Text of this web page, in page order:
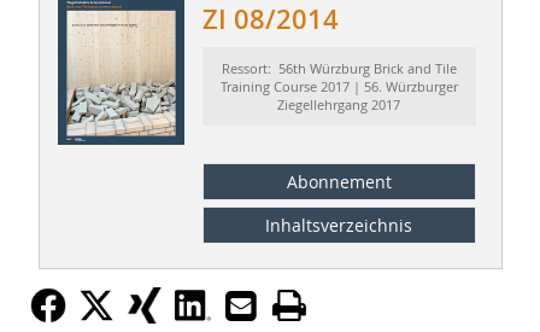
ZI 08/2014
Ressort: 56th Würzburg Brick and Tile
Training Course 2017 | 56. Würzburger
Ziegellehrgang 2017
Abonnement
Inhaltsverzeichnis